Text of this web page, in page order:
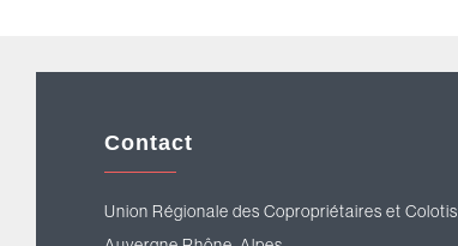
Contact
Union Régionale des Copropriétaires et Colotis